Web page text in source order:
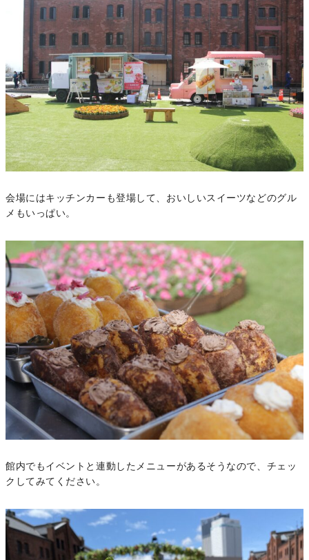
会場にはキッチンカーも登場して、おいしいスイーツなどのグル
メもいっぱい。
館内でもイベントと連動したメニューがあるそうなので、チェッ
クしてみてください。